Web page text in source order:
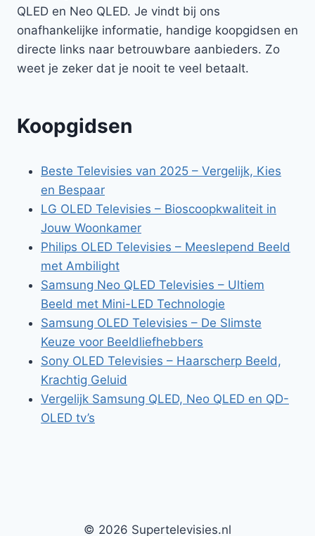
QLED en Neo QLED. Je vindt bij ons
onafhankelijke informatie, handige koopgidsen en
directe links naar betrouwbare aanbieders. Zo
weet je zeker dat je nooit te veel betaalt.
Koopgidsen
Beste Televisies van 2025 – Vergelijk, Kies
en Bespaar
LG OLED Televisies – Bioscoopkwaliteit in
Jouw Woonkamer
Philips OLED Televisies – Meeslepend Beeld
met Ambilight
Samsung Neo QLED Televisies – Ultiem
Beeld met Mini-LED Technologie
Samsung OLED Televisies – De Slimste
Keuze voor Beeldliefhebbers
Sony OLED Televisies – Haarscherp Beeld,
Krachtig Geluid
Vergelijk Samsung QLED, Neo QLED en QD-
OLED tv’s
© 2026 Supertelevisies.nl